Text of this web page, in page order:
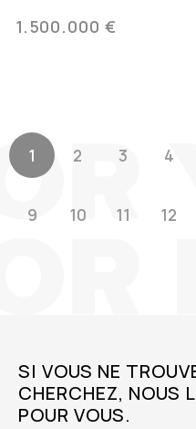
1.500.000 €
1 2 3 4
9 10 11 12
SI VOUS NE
CHERCHEZ, NOUS
POUR VOUS.